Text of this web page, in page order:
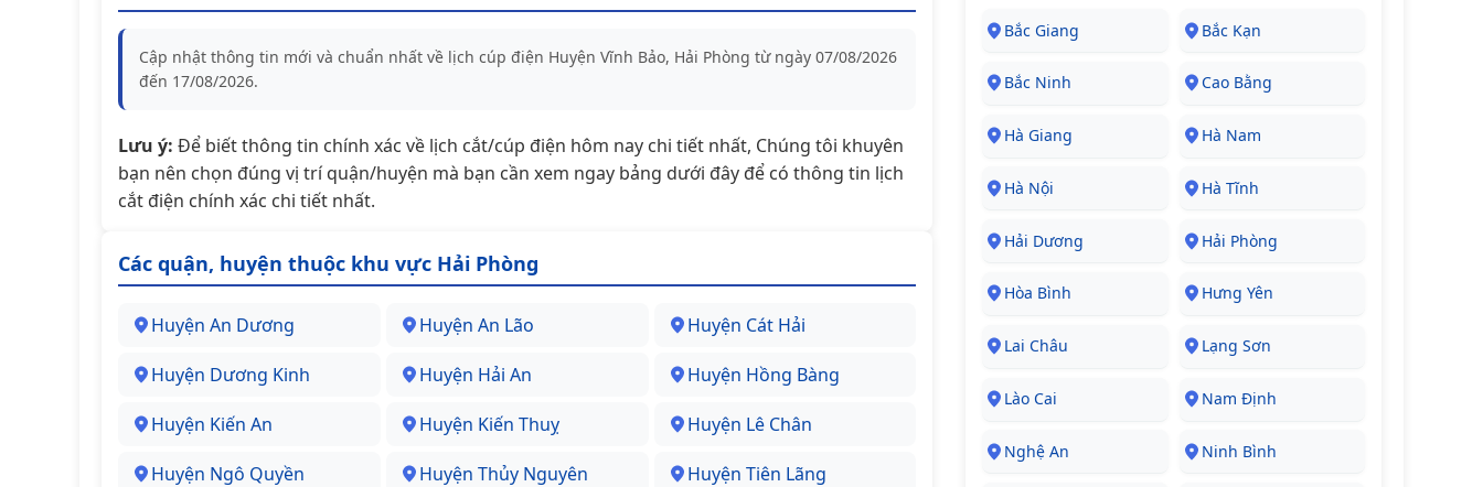
Cập nhật thông tin mới và chuẩn nhất về lịch cúp điện Huyện Vĩnh Bảo, Hải Phòng từ ngày 07/08/2026
đến 17/08/2026.
Lưu ý: Để biết thông tin chính xác về lịch cắt/cúp điện hôm nay chi tiết nhất, Chúng tôi khuyên
bạn nên chọn đúng vị trí quận/huyện mà bạn cần xem ngay bảng dưới đây để có thông tin lịch
cắt điện chính xác chi tiết nhất.
Các quận, huyện thuộc khu vực Hải Phòng
Huyện An Dương Huyện An Lão Huyện Cát Hải
Huyện Dương Kinh Huyện Hải An Huyện Hồng Bàng
Huyện Kiến An Huyện Kiến Thuỵ Huyện Lê Chân
Huyện Ngô Quyền Huyện Thủy Nguyên Huyện Tiên Lãng
Bắc Giang Bắc Kạn
Bắc Ninh Cao Bằng
Hà Giang Hà Nam
Hà Nội Hà Tĩnh
Hải Dương Hải Phòng
Hòa Bình Hưng Yên
Lai Châu Lạng Sơn
Lào Cai Nam Định
Nghệ An Ninh Bình